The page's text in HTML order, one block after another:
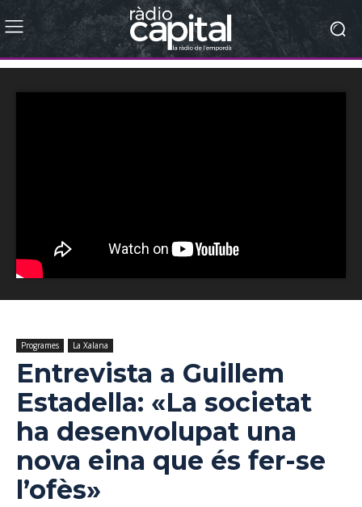
Programes La Xalana
Entrevista a Guillem
Estadella: «La societat
ha desenvolupat una
nova eina que és fer-se
l’ofès»